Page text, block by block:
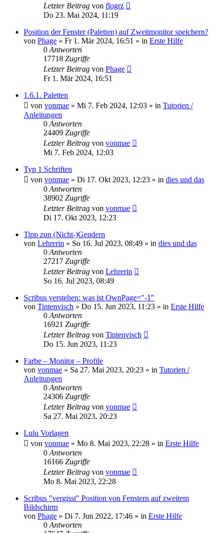
Letzter Beitrag von flogrz
Do 23. Mai 2024, 11:19
Position der Fenster (Paletten) auf Zweitmonitor speichern?
von Phage » Fr 1. Mär 2024, 16:51 » in Erste Hilfe
0 Antworten
17718 Zugriffe
Letzter Beitrag von Phage
Fr 1. Mär 2024, 16:51
1.6.1. Paletten
von vonmae » Mi 7. Feb 2024, 12:03 » in Tutorien /
Anleitungen
0 Antworten
24409 Zugriffe
Letzter Beitrag von vonmae
Mi 7. Feb 2024, 12:03
Typ 1 Schriften
von vonmae » Di 17. Okt 2023, 12:23 » in dies und das
0 Antworten
38902 Zugriffe
Letzter Beitrag von vonmae
Di 17. Okt 2023, 12:23
Tipp zun (Nicht-)Gendern
von Lehrerin » So 16. Jul 2023, 08:49 » in dies und das
0 Antworten
27217 Zugriffe
Letzter Beitrag von Lehrerin
So 16. Jul 2023, 08:49
Scribus verstehen: was ist OwnPage="-1"
von Tintenvisch » Do 15. Jun 2023, 11:23 » in Erste Hilfe
0 Antworten
16921 Zugriffe
Letzter Beitrag von Tintenvisch
Do 15. Jun 2023, 11:23
Farbe – Monitor – Profile
von vonmae » Sa 27. Mai 2023, 20:23 » in Tutorien /
Anleitungen
0 Antworten
24306 Zugriffe
Letzter Beitrag von vonmae
Sa 27. Mai 2023, 20:23
Lulu Vorlagen
von vonmae » Mo 8. Mai 2023, 22:28 » in Erste Hilfe
0 Antworten
16166 Zugriffe
Letzter Beitrag von vonmae
Mo 8. Mai 2023, 22:28
Scribus "vergisst" Position von Fenstern auf zweitem
Bildschirm
von Phage » Di 7. Jun 2022, 17:46 » in Erste Hilfe
0 Antworten